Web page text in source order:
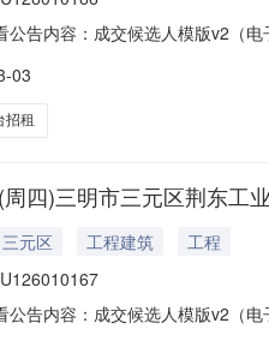
公告内容：成交候选人模版v2（
03
招租
四)三明市三元区荆东工
元区 工程建筑
工程
公告内容：成交候选人模版v2（